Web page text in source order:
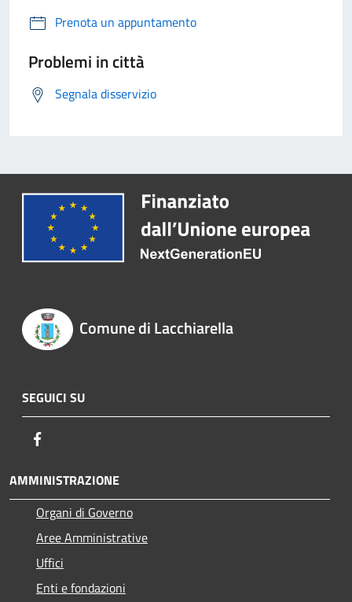
Prenota un appuntamento
Problemi in città
Segnala disservizio
Comune di Lacchiarella
SEGUICI SU
AMMINISTRAZIONE
Organi di Governo
Aree Amministrative
Uffici
Enti e fondazioni